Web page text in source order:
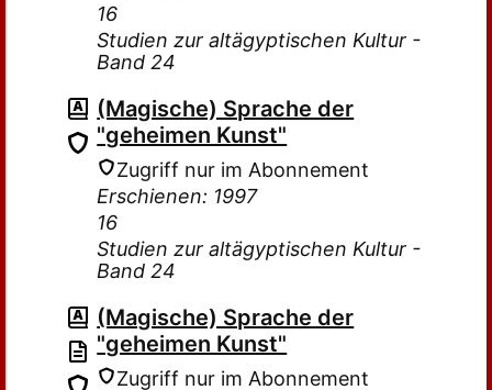
16
Studien zur altägyptischen Kultur -
Band 24
(Magische) Sprache der
"geheimen Kunst"
Zugriff nur im Abonnement
Erschienen: 1997
16
Studien zur altägyptischen Kultur -
Band 24
(Magische) Sprache der
"geheimen Kunst"
Zugriff nur im Abonnement